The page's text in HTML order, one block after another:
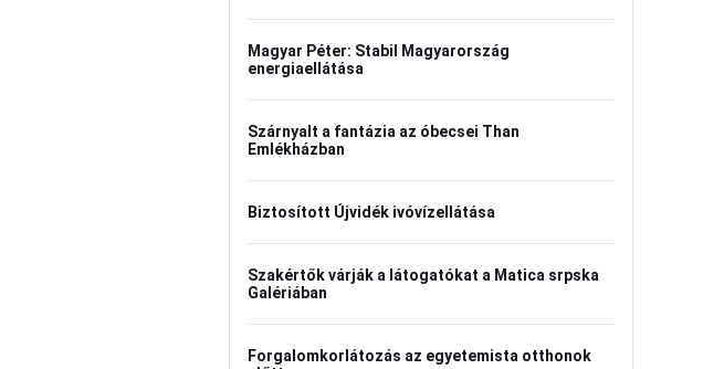
Magyar Péter: Stabil Magyarország
energiaellátása
Szárnyalt a fantázia az óbecsei Than
Emlékházban
Biztosított Újvidék ivóvízellátása
Szakértők várják a látogatókat a Matica srpska
Galériában
Forgalomkorlátozás az egyetemista otthonok